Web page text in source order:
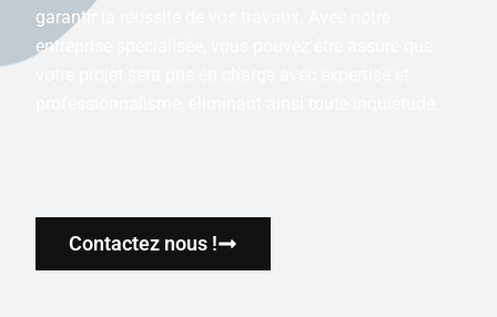
garantir la réussite de vos travaux. Avec notre
entreprise spécialisée, vous pouvez être assuré que
Contactez nous !